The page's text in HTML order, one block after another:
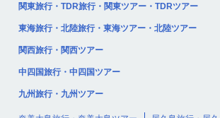
関東旅行・TDR旅行・関東ツアー・TDRツアー
東海旅行・北陸旅行・東海ツアー・北陸ツアー
関西旅行・関西ツアー
中四国旅行・中四国ツアー
九州旅行・九州ツアー